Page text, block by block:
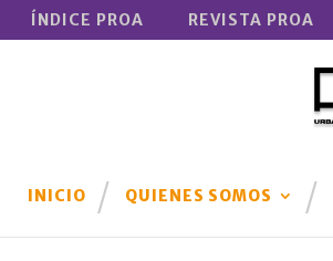
ÍNDICE PROA REVISTA PROA
INICIO QUIENES SOMOS